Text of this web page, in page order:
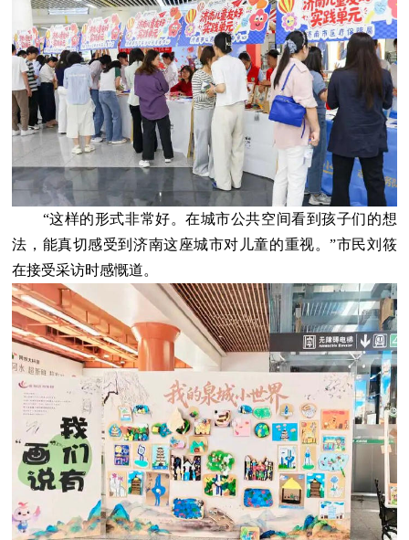
“这样的形式非常好。在城市公共空间看到孩子们的想
法，能真切感受到济南这座城市对儿童的重视。”市民刘筱
在接受采访时感慨道。